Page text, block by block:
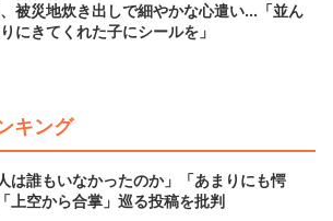
被災地炊き出しで細やかな心遣い...「並ん
にきてくれた子にシールを」
キング
は誰もいなかったのか」「あまりにも愕
空から合掌」巡る投稿を批判